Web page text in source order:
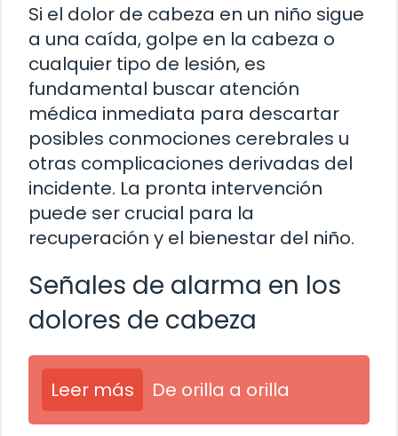
Si el dolor de cabeza en un niño sigue
a una caída, golpe en la cabeza o
cualquier tipo de lesión, es
fundamental buscar atención
médica inmediata para descartar
posibles conmociones cerebrales u
otras complicaciones derivadas del
incidente. La pronta intervención
puede ser crucial para la
recuperación y el bienestar del niño.
Señales de alarma en los
dolores de cabeza
Leer más De orilla a orilla